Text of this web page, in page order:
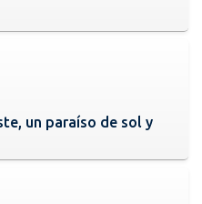
un paraíso de sol y